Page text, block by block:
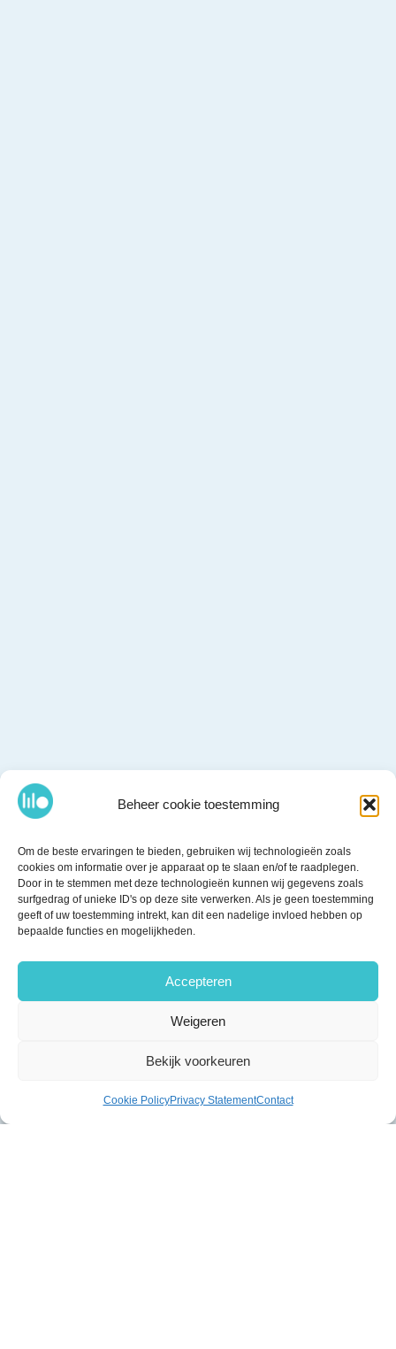
Beheer cookie toestemming
Om de beste ervaringen te bieden, gebruiken wij technologieën zoals
cookies om informatie over je apparaat op te slaan en/of te raadplegen.
Door in te stemmen met deze technologieën kunnen wij gegevens zoals
surfgedrag of unieke ID's op deze site verwerken. Als je geen toestemming
geeft of uw toestemming intrekt, kan dit een nadelige invloed hebben op
bepaalde functies en mogelijkheden.
Accepteren
Weigeren
Bekijk voorkeuren
Cookie PolicyPrivacy StatementContact